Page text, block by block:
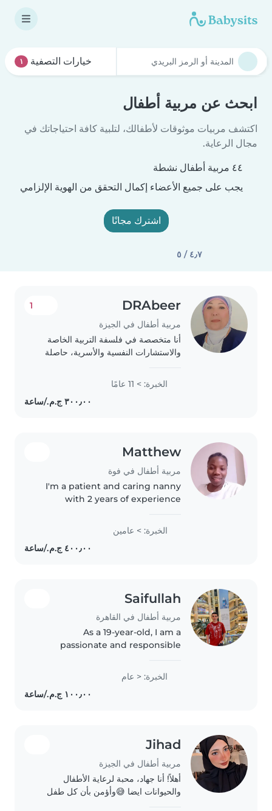
خيارات التصفية ١
ابحث عن مربية أطفال
اكتشف مربيات موثوقات لأطفالك، لتلبية كافة احتياجاتك في
مجال الرعاية.
٤٤ مربية أطفال نشطة
يجب على جميع الأعضاء إكمال التحقق من الهوية الإلزامي
اشترك مجانًا
٤٫٧ / ٥
DRAbeer
مربية أطفال في الجيزة
1
أنا متخصصة في فلسفة التربية الخاصة
والاستشارات النفسية والأسرية، حاصلة
دكتور الفلسفة فى التربية الخاصة(تخصص
التربية الخاصة)، ولدي خبرة عملية في..
الخبرة: > 11 عامًا
Matthew
مربية أطفال في فوة
I'm a patient and caring nanny
with 2 years of experience
games, I provide a fun and
nurturing environment—I also
الخبرة: > عامين
Saifullah
مربية أطفال في القاهرة
As a 19-year-old, I am a
passionate and responsible
caring for children. While I don't
have any prior professional
experience, I have expertise in a..
الخبرة: < عام
Jihad
مربية أطفال في الجيزة
أهلاً! أنا جهاد، محبة لرعاية الأطفال
والحيوانات ايضا 😅وأؤمن بأن كل طفل